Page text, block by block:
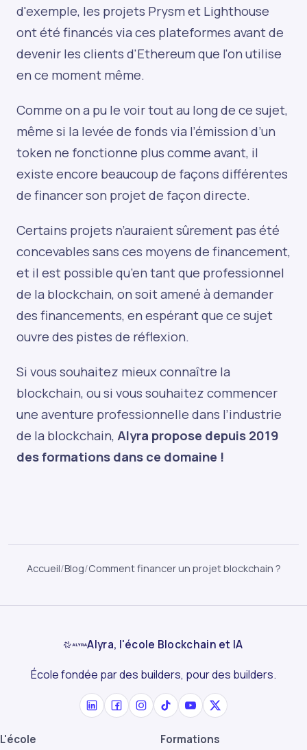
d'exemple, les projets Prysm et Lighthouse
ont été financés via ces plateformes avant de
devenir les clients d'Ethereum que l'on utilise
en ce moment même.
Comme on a pu le voir tout au long de ce sujet,
même si la levée de fonds via l’émission d’un
token ne fonctionne plus comme avant, il
existe encore beaucoup de façons différentes
de financer son projet de façon directe.
Certains projets n’auraient sûrement pas été
concevables sans ces moyens de financement,
et il est possible qu’en tant que professionnel
de la blockchain, on soit amené à demander
des financements, en espérant que ce sujet
ouvre des pistes de réflexion.
Si vous souhaitez mieux connaître la
blockchain, ou si vous souhaitez commencer
une aventure professionnelle dans l’industrie
de la blockchain, Alyra propose depuis 2019
des formations dans ce domaine !
Accueil/Blog/Comment financer un projet blockchain ?
Alyra, l'école Blockchain et IA
École fondée par des builders, pour des builders.
L'école Formations